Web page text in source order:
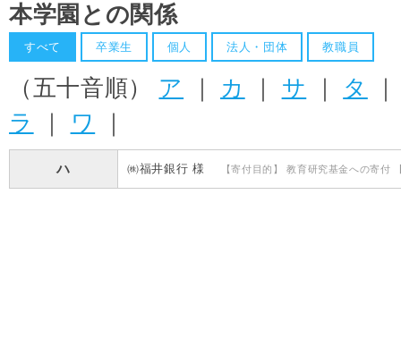
本学園との関係
すべて 卒業生 個人 法人・団体 教職員
（五十音順） ア ｜ カ ｜ サ ｜ タ
ラ
｜ ワ ｜
ハ ㈱福井銀行 様 【寄付目的】 教育研究基金への寄付